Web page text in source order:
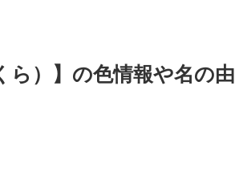
ら）】の色情報や名の由